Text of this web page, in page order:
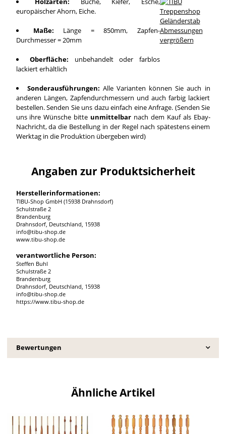
europäischer Ahorn, Eiche.
Maße: Länge = 850mm, Zapfen-
Durchmesser = 20mm
Oberfläche: unbehandelt oder farblos
lackiert erhältlich
vergrößern
Sonderausführungen: Alle Varianten können Sie auch in
anderen Längen, Zapfendurchmessern und auch farbig lackiert
bestellen. Senden Sie uns dazu einfach eine Anfrage. (Senden Sie
uns ihre Wünsche bitte unmittelbar nach dem Kauf als Ebay-
Nachricht, da die Bestellung in der Regel nach spätestens einem
Werktag in die Produktion übergeben wird)
Angaben zur Produktsicherheit
Herstellerinformationen:
TIBU-Shop GmbH (15938 Drahnsdorf)
Schulstraße 2
Brandenburg
Drahnsdorf, Deutschland, 15938
info@tibu-shop.de
www.tibu-shop.de
verantwortliche Person:
Steffen Buhl
Schulstraße 2
Brandenburg
Drahnsdorf, Deutschland, 15938
info@tibu-shop.de
https://www.tibu-shop.de
Bewertungen
Ähnliche Artikel